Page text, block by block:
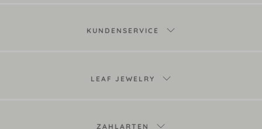
KUNDENSERVICE
LEAF JEWELRY
ZAHLARTEN